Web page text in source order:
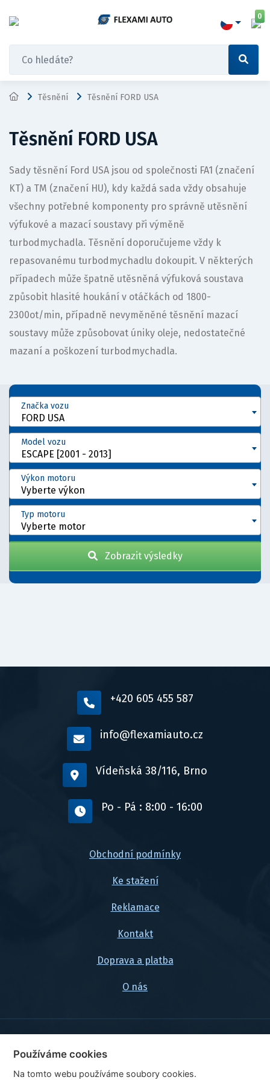
0
Těsnění Těsnění FORD USA
Těsnění FORD USA
Sady těsnění Ford USA jsou od společnosti FA1 (značení
KT) a TM (značení HU), kdy každá sada vždy obsahuje
všechny potřebné komponenty pro správně utěsnění
výfukové a mazací soustavy při výměně
turbodmychadla. Těsnění doporučujeme vždy k
repasovanému turbodmychadlu dokoupit. V některých
případech může špatně utěsněná výfuková soustava
způsobit hlasité houkání v otáčkách od 1800-
2300ot/min, případně nevyměněné těsnění mazací
soustavy může způsobovat úniky oleje, nedostatečné
mazaní a poškození turbodmychadla.
FORD USA
Značka vozu
ESCAPE [2001 - 2013]
Model vozu
Vyberte výkon
Výkon motoru
Vyberte motor
Typ motoru
Zobrazit výsledky
+420 605 455 587
info@flexamiauto.cz
Vídeňská 38/116, Brno
Po - Pá : 8:00 - 16:00
Obchodní podmínky
Ke stažení
Reklamace
Kontakt
Doprava a platba
O nás
© 2026, FlexaMi Auto s.r.o.
Ceny jsou uvedeny vč. DPH
Používáme cookies
Na tomto webu používáme soubory cookies.